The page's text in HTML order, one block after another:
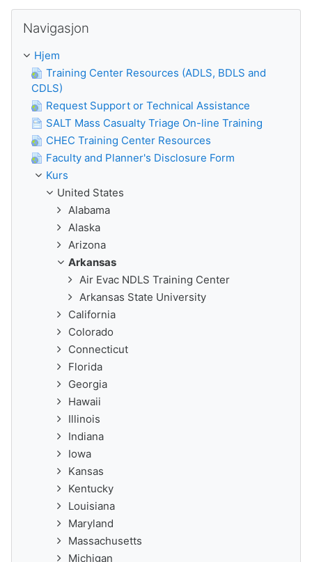
Navigasjon
Hjem
Training Center Resources (ADLS, BDLS and
CDLS)
Request Support or Technical Assistance
SALT Mass Casualty Triage On-line Training
CHEC Training Center Resources
Faculty and Planner's Disclosure Form
Kurs
United States
Alabama
Alaska
Arizona
Arkansas
Air Evac NDLS Training Center
Arkansas State University
California
Colorado
Connecticut
Florida
Georgia
Hawaii
Illinois
Indiana
Iowa
Kansas
Kentucky
Louisiana
Maryland
Massachusetts
Michigan